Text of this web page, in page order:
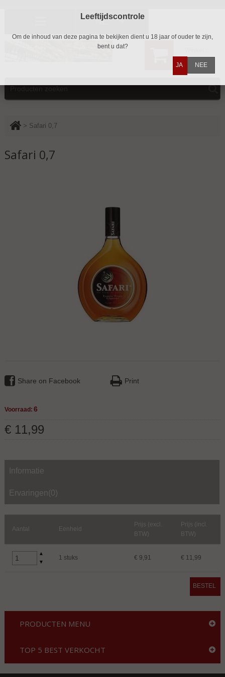
NL
> Safari 0,7
Share on Facebook Print
Safari 0,7
Voorraad: 6
€ 11,99
Informatie
Ervaringen(0)
Aantal Eenheid
Prijs (excl.
BTW)
Prijs (incl.
BTW)
▲
▼
1 stuks € 9,91 € 11,99
BESTEL
PRODUCTEN MENU
TOP 5 BEST VERKOCHT
Leeftijdscontrole
Om de inhoud van deze pagina te bekijken dient u 18 jaar of ouder te zijn,
bent u dat?
JA NEE